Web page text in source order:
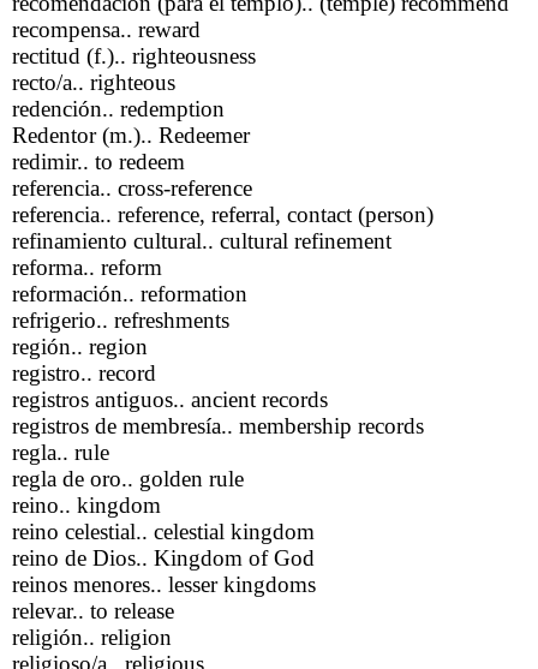
recompensa.. reward
rectitud (f.).. righteousness
recto/a.. righteous
redención.. redemption
Redentor (m.).. Redeemer
redimir.. to redeem
referencia.. cross-reference
referencia.. reference, referral, contact (person)
refinamiento cultural.. cultural refinement
reforma.. reform
reformación.. reformation
refrigerio.. refreshments
región.. region
registro.. record
registros antiguos.. ancient records
registros de membresía.. membership records
regla.. rule
regla de oro.. golden rule
reino.. kingdom
reino celestial.. celestial kingdom
reino de Dios.. Kingdom of God
reinos menores.. lesser kingdoms
relevar.. to release
religión.. religion
religioso/a.. religious